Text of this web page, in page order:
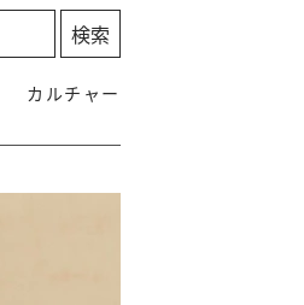
カルチャー